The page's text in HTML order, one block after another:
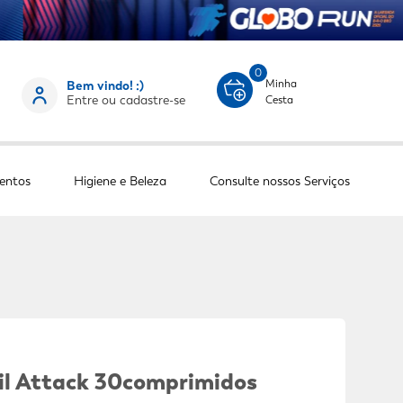
Bem vindo! :)
Entre ou cadastre-se
0
Minha
Cesta
Higiene e Beleza Consulte nossos Serviços
Attack 30comprimidos